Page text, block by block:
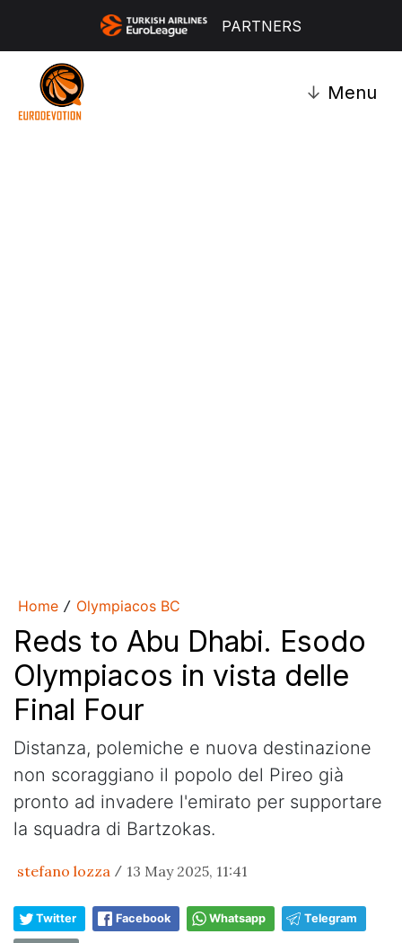
PARTNERS
↓ Menu
Home / Olympiacos BC
Reds to Abu Dhabi. Esodo
Olympiacos in vista delle
Final Four
Distanza, polemiche e nuova destinazione
non scoraggiano il popolo del Pireo già
pronto ad invadere l'emirato per supportare
la squadra di Bartzokas.
stefano lozza / 13 May 2025, 11:41
Twitter Facebook Whatsapp Telegram